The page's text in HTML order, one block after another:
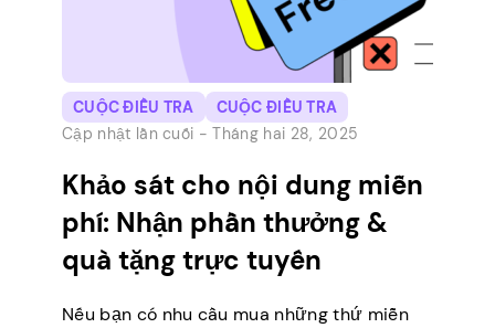
CUỘC ĐIỀU TRA
CUỘC ĐIỀU TRA
Cập nhật lần cuối -Tháng hai 28, 2025
Khảo sát cho nội dung miễn
phí: Nhận phần thưởng &
quà tặng trực tuyến
Nếu bạn có nhu cầu mua những thứ miễn